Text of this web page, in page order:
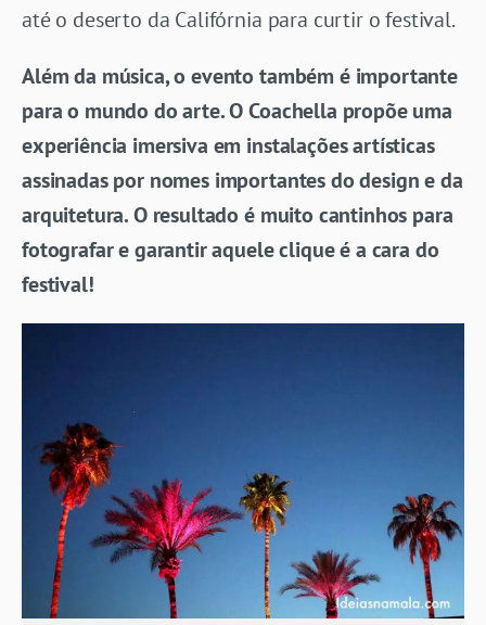
até o deserto da Califórnia para curtir o festival.
Além da música, o evento também é importante
para o mundo do arte. O Coachella propõe uma
experiência imersiva em instalações artísticas
assinadas por nomes importantes do design e da
arquitetura. O resultado é muito cantinhos para
fotografar e garantir aquele clique é a cara do
festival!